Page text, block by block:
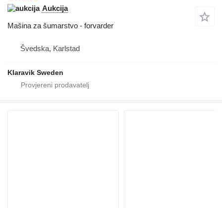
Aukcija
Mašina za šumarstvo - forvarder
Švedska, Karlstad
Klaravik Sweden